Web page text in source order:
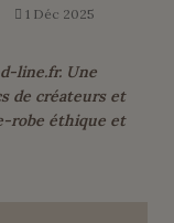
1 Déc 2025
line.fr. Une
de créateurs et
robe éthique et